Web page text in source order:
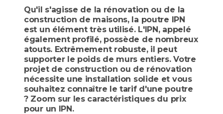
Qu'il s'agisse de la rénovation ou de la
construction de maisons, la poutre IPN
est un élément très utilisé. L'IPN, appelé
également profilé, possède de nombreux
atouts. Extrêmement robuste, il peut
supporter le poids de murs entiers. Votre
projet de construction ou de rénovation
nécessite une installation solide et vous
souhaitez connaître le tarif d'une poutre
? Zoom sur les caractéristiques du prix
pour un IPN.